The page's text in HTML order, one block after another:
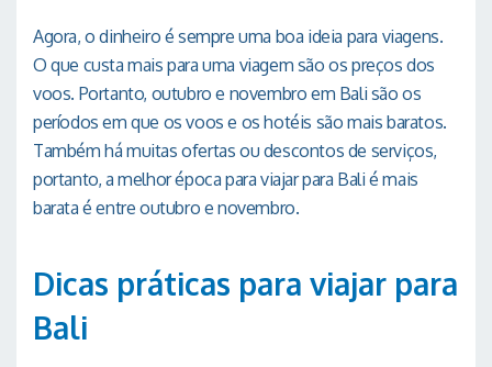
Agora, o dinheiro é sempre uma boa ideia para viagens.
O que custa mais para uma viagem são os preços dos
voos. Portanto, outubro e novembro em Bali são os
períodos em que os voos e os hotéis são mais baratos.
Também há muitas ofertas ou descontos de serviços,
portanto, a melhor época para viajar para Bali é mais
barata é entre outubro e novembro.
Dicas práticas para viajar para
Bali